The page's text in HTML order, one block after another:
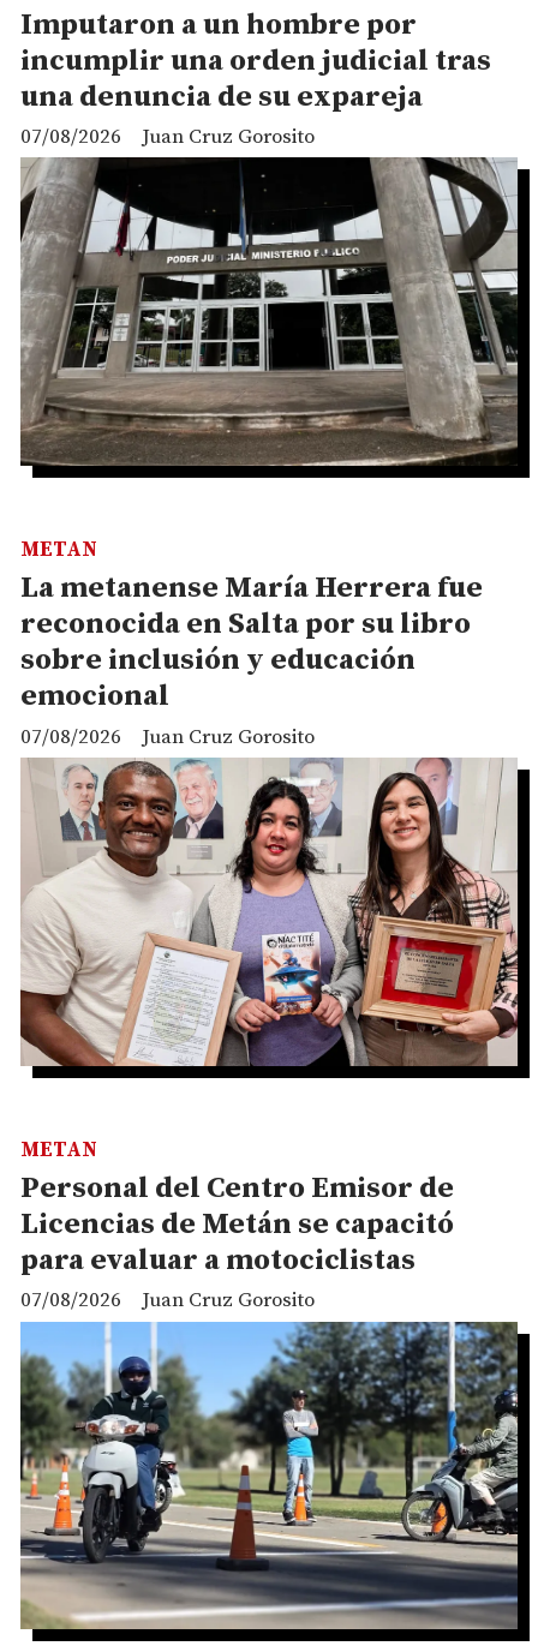
Imputaron a un hombre por
incumplir una orden judicial tras
una denuncia de su expareja
Juan Cruz Gorosito
07/08/2026
La metanense María Herrera fue
reconocida en Salta por su libro
sobre inclusión y educación
emocional
Juan Cruz Gorosito
METAN
07/08/2026
Personal del Centro Emisor de
Licencias de Metán se capacitó
para evaluar a motociclistas
Juan Cruz Gorosito
METAN
07/08/2026